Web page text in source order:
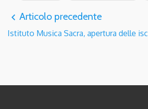
navigate_before Articolo precedente
Istituto Musica Sacra, apertura delle